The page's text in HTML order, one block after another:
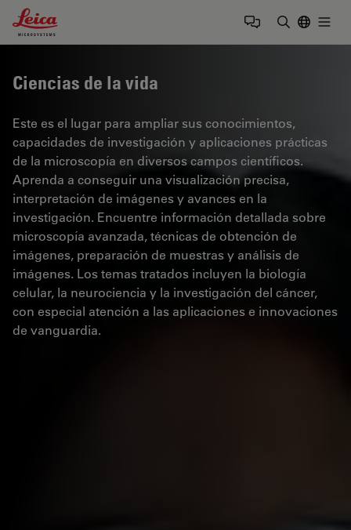
Leica Microsystems Logo
Ciencias de la vida
Este es el lugar para ampliar sus conocimientos,
capacidades de investigación y aplicaciones prácticas
de la microscopía en diversos campos científicos.
Aprenda a conseguir una visualización precisa,
interpretación de imágenes y avances en la
investigación. Encuentre información detallada sobre
microscopía avanzada, técnicas de obtención de
imágenes, preparación de muestras y análisis de
imágenes. Los temas tratados incluyen la biología
celular, la neurociencia y la investigación del cáncer,
con especial atención a las aplicaciones e innovaciones
de vanguardia.